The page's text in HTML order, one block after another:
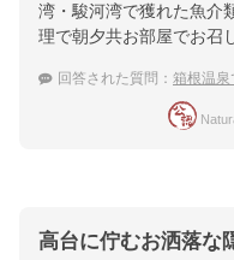
湾・駿河湾で獲れた魚介
理で朝夕共お部屋でお召
回答された質問： 箱根温
高台に佇むお洒落な